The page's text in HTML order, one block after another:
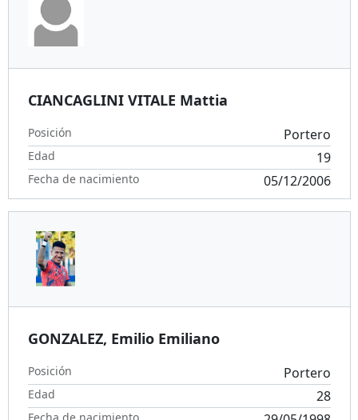
CIANCAGLINI VITALE Mattia
Posición Portero
Edad 19
Fecha de nacimiento 05/12/2006
GONZALEZ, Emilio Emiliano
Posición Portero
Edad 28